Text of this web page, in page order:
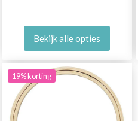
Bekijk alle opties
19% korting